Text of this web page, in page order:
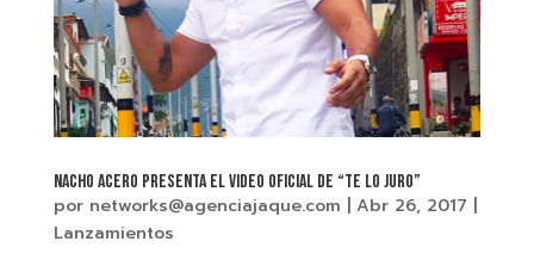
NACHO ACERO presenta el Video Oficial de “TE LO JURO”
por networks@agenciajaque.com Abr 26, 2017
Lanzamientos